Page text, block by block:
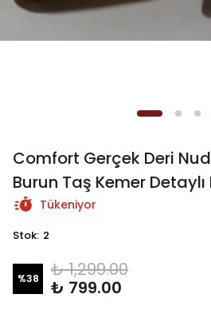
Comfort Gerçek Deri
Burun Taş Kemer Detaylı
Tükeniyor
Stok: 2
%38
₺ 1,299.00
₺ 799.00